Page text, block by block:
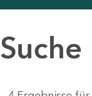
Suche